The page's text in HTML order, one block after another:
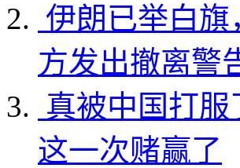
伊朗已举白
方发出撤离警
真被中国打
这一次赌赢了